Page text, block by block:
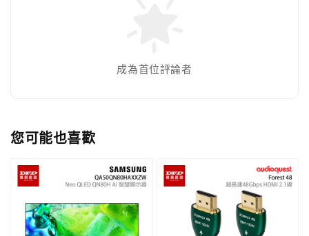
成為首位評論者
您可能也喜歡